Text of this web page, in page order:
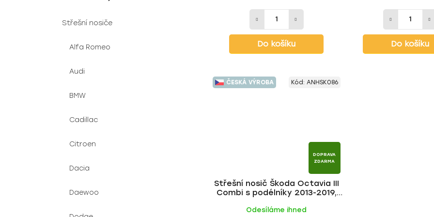
Střešní nosiče
Alfa Romeo
Audi
BMW
Cadillac
Citroen
Dacia
Daewoo
Do košíku Do košíku
ČESKÁ VÝROBA
DOPRAVA
ZDARMA
Střešní nosič Škoda Octavia III
Combi s podélníky 2013-2019,
Odesíláme ihned
Kód: ANHSK086